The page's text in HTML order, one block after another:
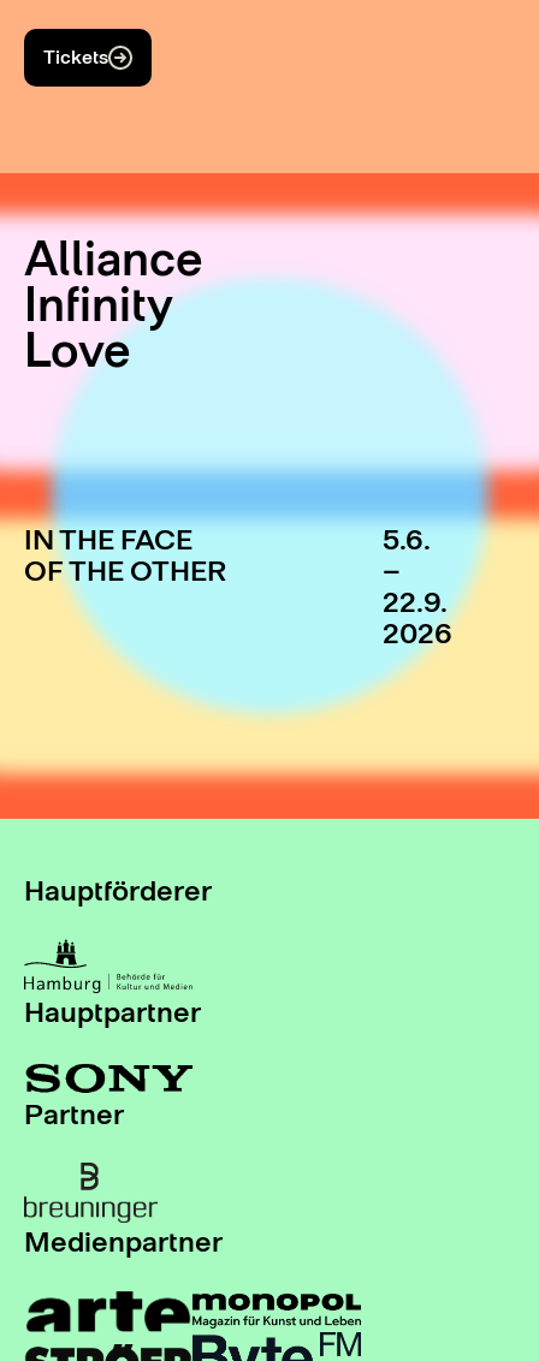
Tickets
Alliance
Infinity
Love
IN THE FACE
OF THE OTHER
5.6.
–
22.9.
2026
Hauptförderer
Hauptpartner
Partner
Medienpartner